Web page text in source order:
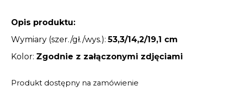
Opis produktu:
Wymiary (szer./gł./wys.):53,3/14,2/19,1 cm
Kolor: Zgodnie z załączonymi zdjęciami
Produkt dostępny na zamówienie